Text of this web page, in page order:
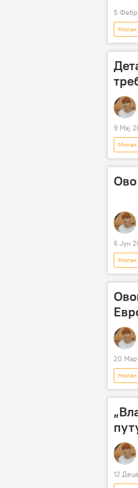
5
Милан
9 Мај
Милан
Ово
6 Јун
Милан
20
Милан
12